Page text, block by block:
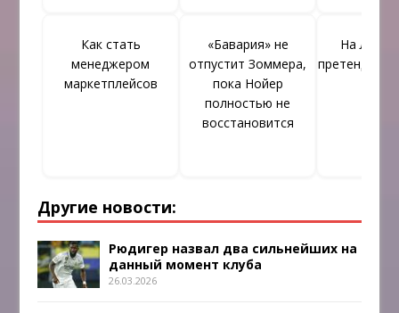
Как стать
менеджером
маркетплейсов
«Бавария» не
отпустит Зоммера,
пока Нойер
полностью не
восстановится
На
претендует
Другие новости:
Рюдигер назвал два сильнейших на
данный момент клуба
26.03.2026